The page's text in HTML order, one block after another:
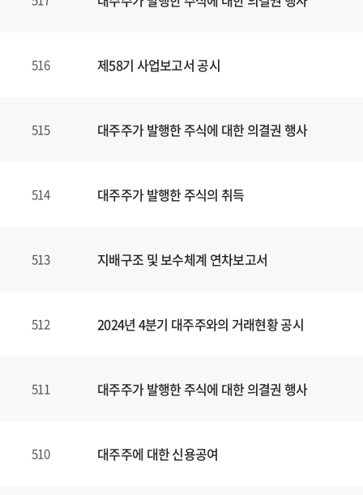
516 제58기 사업보고서 공시
515 대주주가 발행한 주식에 대한 의결권 행사
514 대주주가 발행한 주식의 취득
513 지배구조 및 보수체계 연차보고서
512 2024년 4분기 대주주와의 거래현황 공시
511 대주주가 발행한 주식에 대한 의결권 행사
510 대주주에 대한 신용공여